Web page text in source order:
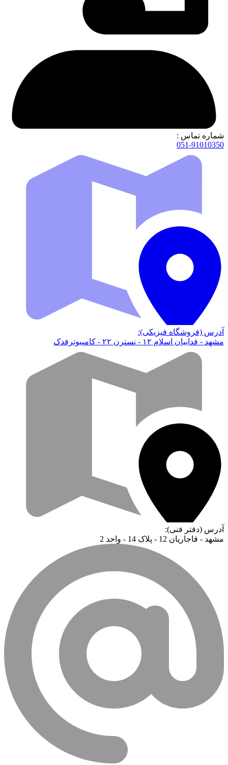
شماره تماس :
051-91010350
آدرس (فروشگاه فیزیکی):
مشهد - فداییان اسلام ۱۲ - نسترن ۲۲ - کامپیوترفدک
آدرس (دفتر فنی):
مشهد - قاجاریان 12 - پلاک 14 - واحد 2